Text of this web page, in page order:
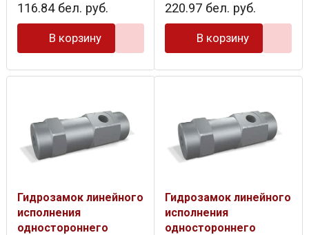
116.84бел. руб.
В корзину
220.97 бел. руб.
В корзину
Гидрозамок линейного
исполнения
одностороннего
Гидрозамок линейного
исполнения
одностороннего